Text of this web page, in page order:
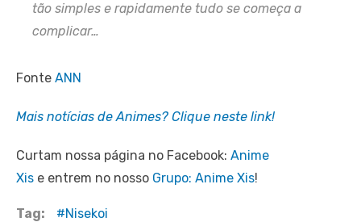
tão simples e rapidamente tudo se começa a
complicar…
Fonte ANN
Mais notícias de Animes? Clique neste link!
Curtam nossa página no Facebook: Anime
Xis e entrem no nosso Grupo: Anime Xis!
Tag: Nisekoi